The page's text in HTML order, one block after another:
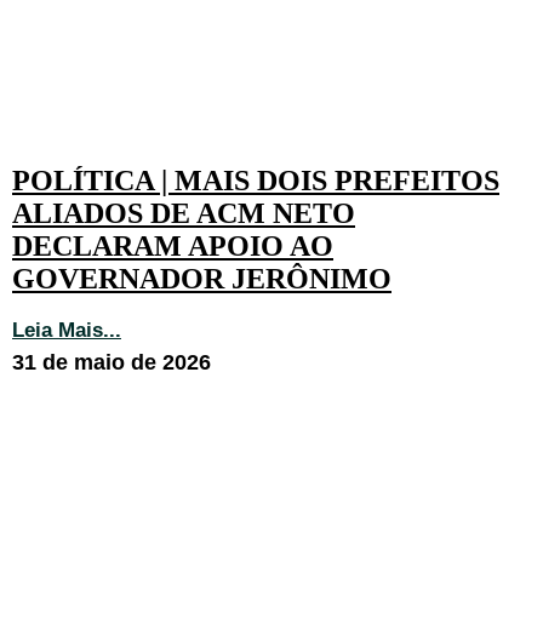
POLÍTICA | MAIS DOIS PREFEITOS
ALIADOS DE ACM NETO
DECLARAM APOIO AO
GOVERNADOR JERÔNIMO
Leia Mais...
31 de maio de 2026